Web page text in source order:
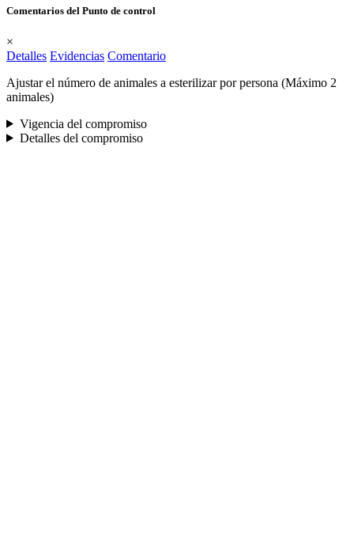
Comentarios del Punto de control
×
Detalles Evidencias Comentario
Ajustar el número de animales a esterilizar por persona (Máximo 2
animales)
Vigencia del compromiso
Detalles del compromiso